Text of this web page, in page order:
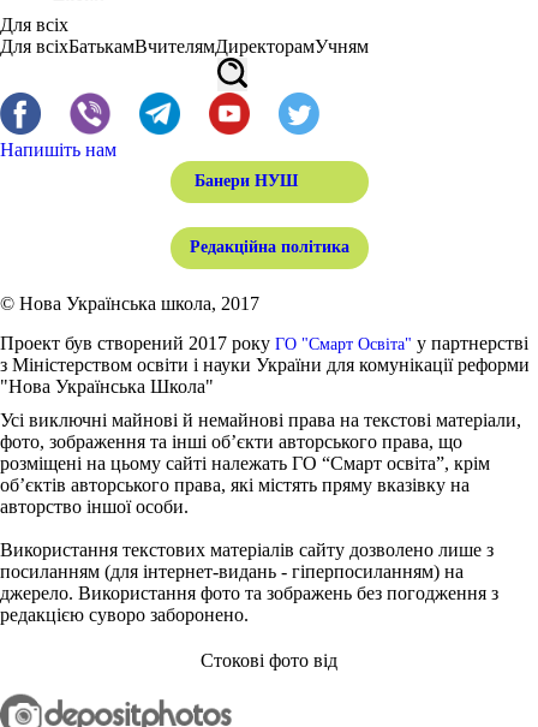
Для всіх
Для всіхБатькамВчителямДиректорамУчням
Напишіть нам
Банери НУШ
Редакційна політика
© Нова Українська школа, 2017
Проект був створений 2017 року ГО "Смарт Освіта" у партнерстві
з Міністерством освіти і науки України для комунікації реформи
"Нова Українська Школа"
Усі виключні майнові й немайнові права на текстові матеріали,
фото, зображення та інші об’єкти авторського права, що
розміщені на цьому сайті належать ГО “Смарт освіта”, крім
об’єктів авторського права, які містять пряму вказівку на
авторство іншої особи.
Використання текстових матеріалів сайту дозволено лише з
посиланням (для інтернет-видань - гіперпосиланням) на
джерело. Використання фото та зображень без погодження з
редакцією суворо заборонено.
Стокові фото від